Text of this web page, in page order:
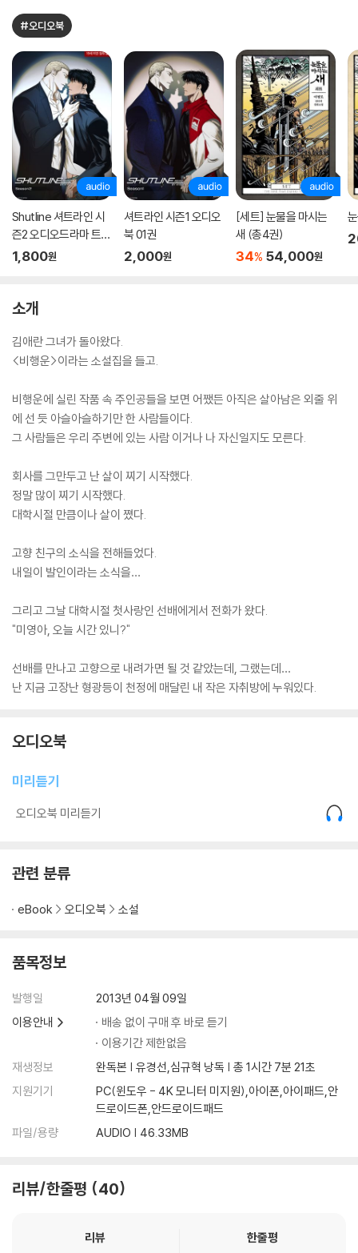
#오디오북
Shutline 셔트라인 시
즌2 오디오드라마 트랙
01
1,800원
셔트라인 시즌1 오디오
북 01권
2,000원
[세트] 눈물을 마시는
새 (총4권)
34% 54,000원
소개
김애란 그녀가 돌아왔다.
<비행운>이라는 소설집을 들고.
비행운에 실린 작품 속 주인공들을 보면 어쨌든 아직은 살아남은 외줄 위
에 선 듯 아슬아슬하기만 한 사람들이다.
그 사람들은 우리 주변에 있는 사람 이거나 나 자신일지도 모른다.
회사를 그만두고 난 살이 찌기 시작했다.
정말 많이 찌기 시작했다.
대학시절 만큼이나 살이 쪘다.
고향 친구의 소식을 전해들었다.
내일이 발인이라는 소식을…
그리고 그날 대학시절 첫사랑인 선배에게서 전화가 왔다.
"미영아, 오늘 시간 있니?"
선배를 만나고 고향으로 내려가면 될 것 같았는데, 그랬는데…
난 지금 고장난 형광등이 천정에 매달린 내 작은 자취방에 누워있다.
오디오북
미리듣기
오디오북 미리듣기
관련 분류
eBook 오디오북 소설
품목정보
발행일
2013년 04월 09일
이용안내
배송 없이 구매 후 바로 듣기
이용기간 제한없음
재생정보
완독본 | 유경선,심규혁 낭독 | 총 1시간 7분 21초
지원기기
PC(윈도우 - 4K 모니터 미지원),아이폰,아이패드,안
드로이드폰,안드로이드패드
파일/용량
AUDIO | 46.33MB
리뷰/한줄평 40
리뷰 한줄평